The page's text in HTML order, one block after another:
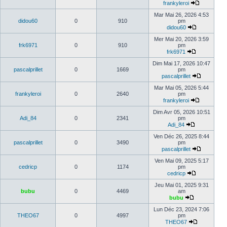
frankyleroi
didou60 0 910
Mar Mai 26, 2026 4:53
pm
didou60
frk6971 0 910
Mer Mai 20, 2026 3:59
pm
frk6971
pascalprillet 0 1669
Dim Mai 17, 2026 10:47
pm
pascalprillet
frankyleroi 0 2640
Mar Mai 05, 2026 5:44
pm
frankyleroi
Adi_84 0 2341
Dim Avr 05, 2026 10:51
pm
Adi_84
pascalprillet 0 3490
Ven Déc 26, 2025 8:44
pm
pascalprillet
cedricp 0 1174
Ven Mai 09, 2025 5:17
pm
cedricp
bubu 0 4469
Jeu Mai 01, 2025 9:31
am
bubu
THEO67 0 4997
Lun Déc 23, 2024 7:06
pm
THEO67